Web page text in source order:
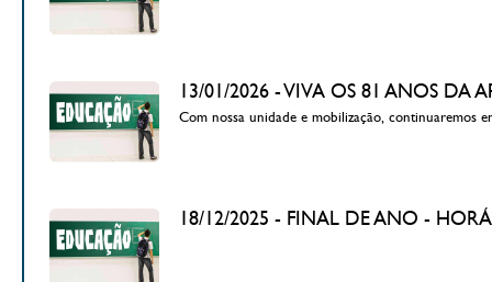
13/01/2026 - VIVA OS 81 ANOS DA
Com nossa unidade e mobilização, continuaremos
18/12/2025 - FINAL DE ANO -